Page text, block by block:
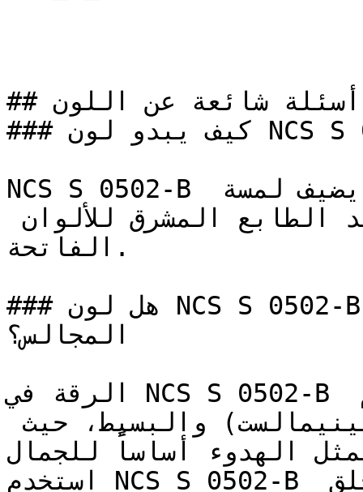
## أسئلة شائعة عن اللون
### كيف يبدو لون NCS S 0502-B على جدران المنزل؟
NCS S 0502-B هو درجة راقية من الأوف وايت، يضيف لمسة
الفاتحة.
### هل لون NCS S 0502-B مناسب لغرف النوم أو
المجالس؟
الرقة في NCS S 0502-B تجعله مثالياً للتصاميم
الهدوء أساساً للجمال.
استخدم NCS S 0502-B في الممرات ومداخل المنزل لخلق